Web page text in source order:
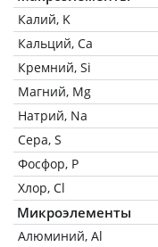
Калий, K
Кальций, Ca
Кремний, Si
Магний, Mg
Натрий, Na
Сера, S
Фосфор, P
Хлор, Cl
Микроэлементы
Алюминий, Al